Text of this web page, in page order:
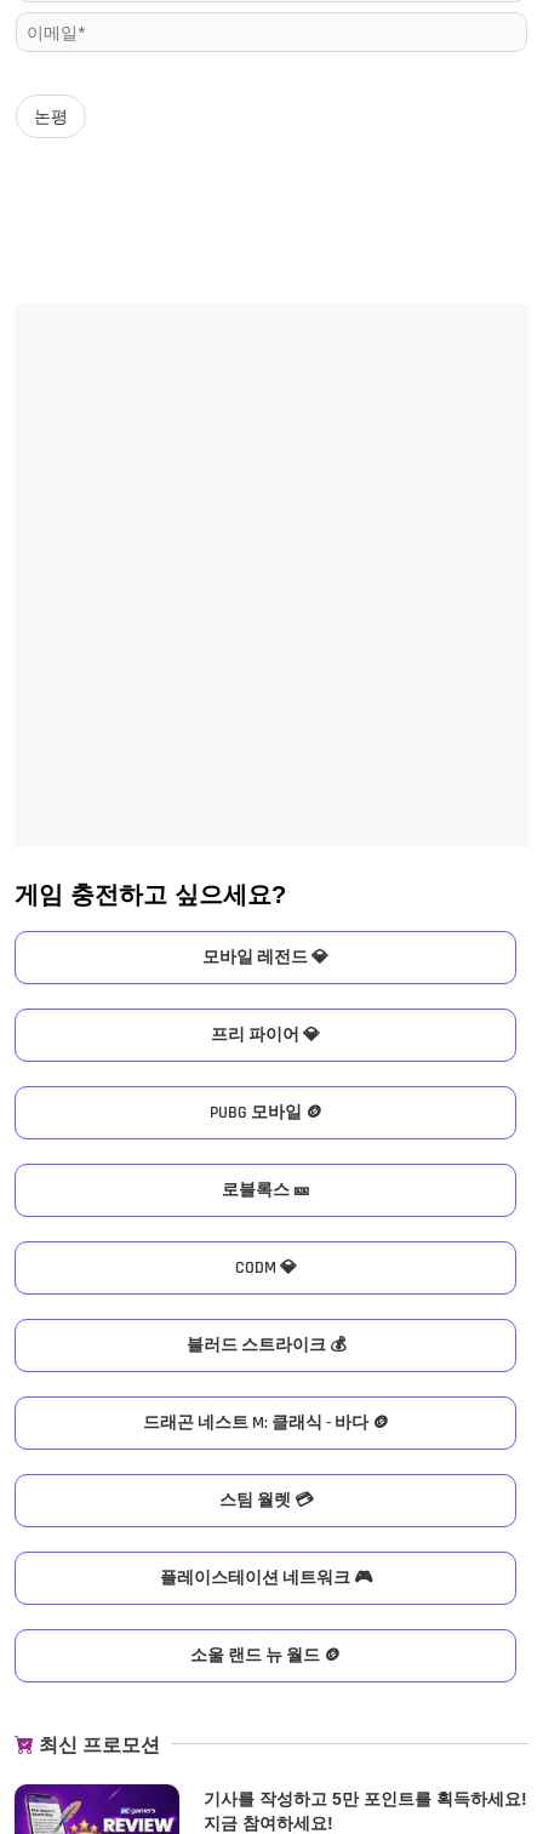
게임 충전하고 싶으세요?
모바일 레전드 💎
프리 파이어 💎
PUBG 모바일 🪙
로블록스 🎫
CODM 💎
블러드 스트라이크 💰
드래곤 네스트 M: 클래식 - 바다 🪙
스팀 월렛 💳
플레이스테이션 네트워크 🎮
소울 랜드 뉴 월드 🪙
최신 프로모션
기사를 작성하고 5만 포인트를 획득하세요!
지금 참여하세요!